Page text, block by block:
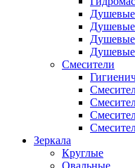
Душевые
Смесители
Зеркала
Круглые
Овальные